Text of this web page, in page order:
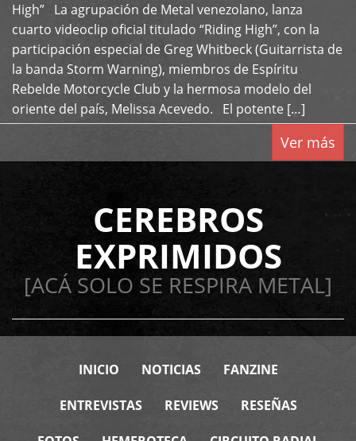
High” La agrupación de Metal venezolano, lanza
cuarto videoclip oficial titulado “Riding High”, con la
participación especial de Greg Whitbeck (Guitarrista de
la banda Storm Warning), miembros de Espíritu
Rebelde Motorcycle Club y la hermosa modelo del
oriente del país, Melissa Acevedo. El potente […]
Ver más
CEREBROS
EXPRIMIDOS
[ACÁ SOLO SE RESPIRA METAL]
INICIO NOTICIAS FANZINE
ENTREVISTAS REVIEWS RESEÑAS